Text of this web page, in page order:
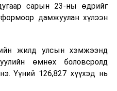
дотор бүрэн дуусгаж,
байна. Эдгээр агуулах
хотын АИ-92-ийн
ашиглалтад хүлээн
бэрхшээл учруулахгүй
үүрэг болгов.
сарын 23-ны өдрийг
дамжуулан хүлээн
жилд улсын хэмжээнд
өмнөх боловсролд
Үүний 126,827 хүүхэд нь